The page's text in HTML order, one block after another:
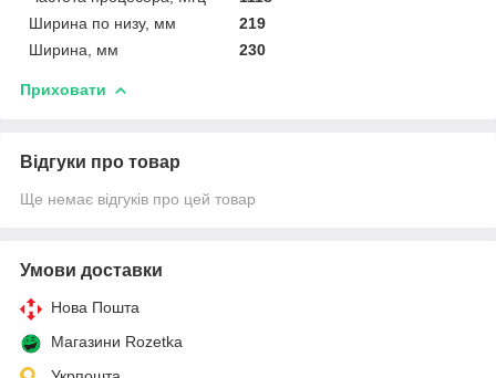
Ширина по низу, мм
219
Ширина, мм
230
Приховати
Відгуки про товар
Ще немає відгуків про цей товар
Умови доставки
Нова Пошта
Магазини Rozetka